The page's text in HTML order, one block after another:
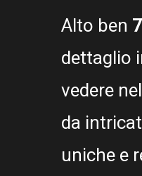
Alto ben
dettaglio
vedere
da
uniche e